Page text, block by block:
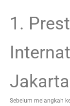
1.
Sebelum melangkah